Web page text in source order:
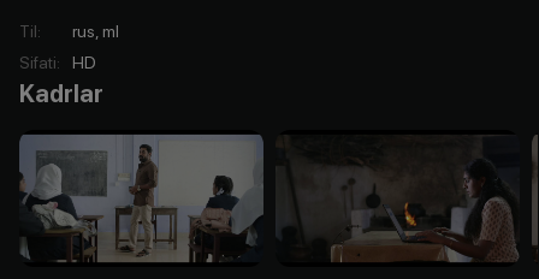
Til:
rus, ml
Sifati: HD
Kadrlar